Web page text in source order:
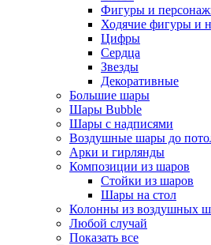
Фигуры и
Ходячие фигуры и
Цифры
Сердца
Звезды
Декоративные
Большие шары
Шары Bubble
Шары с надписями
Воздушные шары до
Арки и гирлянды
Композиции из шаров
Стойки из шаров
Шары на стол
Колонны из воздушных
Любой случай
Показать все